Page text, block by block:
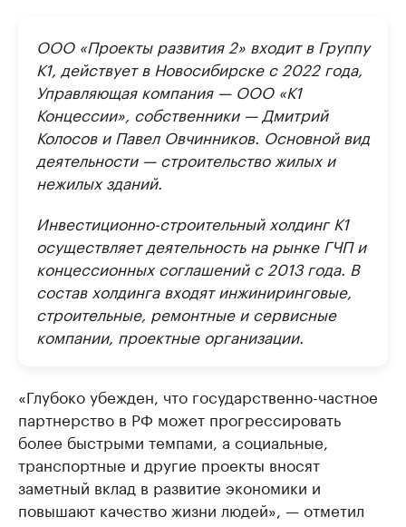
ООО «Проекты развития 2» входит в Группу
К1, действует в Новосибирске с 2022 года,
Управляющая компания — ООО «К1
Концессии», собственники — Дмитрий
Колосов и Павел Овчинников. Основной вид
деятельности — строительство жилых и
нежилых зданий.
Инвестиционно-строительный холдинг К1
осуществляет деятельность на рынке ГЧП и
концессионных соглашений с 2013 года. В
состав холдинга входят инжиниринговые,
строительные, ремонтные и сервисные
компании, проектные организации.
«Глубоко убежден, что государственно-частное
партнерство в РФ может прогрессировать
более быстрыми темпами, а социальные,
транспортные и другие проекты вносят
заметный вклад в развитие экономики и
повышают качество жизни людей», — отметил